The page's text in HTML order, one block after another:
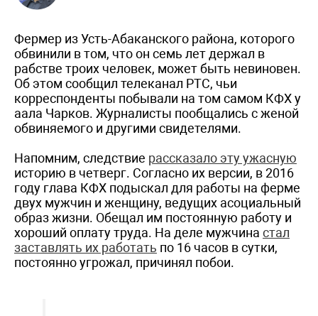
Фермер из Усть-Абаканского района, которого
обвинили в том, что он семь лет держал в
рабстве троих человек, может быть невиновен.
Об этом сообщил телеканал РТС, чьи
корреспонденты побывали на том самом КФХ у
аала Чарков. Журналисты пообщались с женой
обвиняемого и другими свидетелями.
Напомним, следствие рассказало эту ужасную
историю в четверг. Согласно их версии, в 2016
году глава КФХ подыскал для работы на ферме
двух мужчин и женщину, ведущих асоциальный
образ жизни. Обещал им постоянную работу и
хороший оплату труда. На деле мужчина стал
заставлять их работать по 16 часов в сутки,
постоянно угрожал, причинял побои.